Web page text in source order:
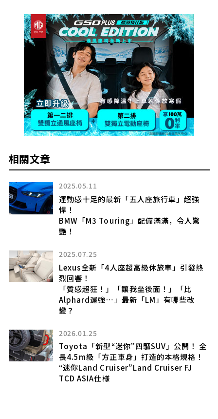
相關文章
2025.05.11
運動感十足的最新「五人座旅行車」超強
悍！
BMW「M3 Touring」配備滿滿，令人驚
艷！
2025.07.25
Lexus全新「4人座超高級休旅車」引發熱
烈回響！
「質感超狂！」「讓我坐後面！」「比
Alphard還強…」最新「LM」有哪些改
變？
2026.01.25
Toyota「新型“迷你”四驅SUV」公開！ 全
長4.5m級「方正車身」打造的本格規格！
“迷你Land Cruiser”Land Cruiser FJ
TCD ASIA仕様